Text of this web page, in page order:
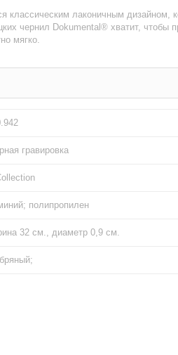
классическим лаконичным дизайном,
чернил Dokumental® хватит,
мягко.
гравировка
полипропилен
32 см., диаметр 0,9 см.